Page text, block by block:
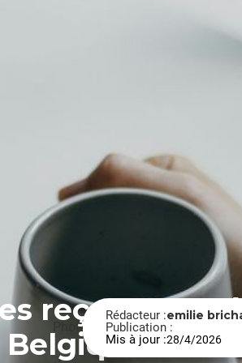
Photo dePriscilla Du Preez 🇨🇦
reçues sur
Belgique… et
Rédacteur :emilie
Publication :
Mis à jour :28/4/2026